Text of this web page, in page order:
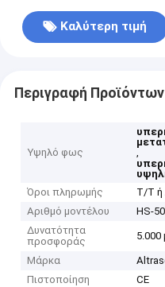
Καλύτερη τιμή
Περιγραφή Προϊόντων
Υψηλό φως
,
Όροι πληρωμής
T/T ή
Αριθμό μοντέλου
HS-
Δυνατότητα
προσφοράς
5.000
Μάρκα
Πιστοποίηση
CE